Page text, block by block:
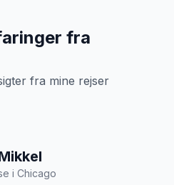
fra
fra mine rejser
i Chicago